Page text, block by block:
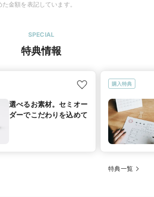
金額を表記しています。
SPECIAL
特典情報
選べるお素材。セミオー
ダーでこだわりを込めて
購入特典
特典一覧